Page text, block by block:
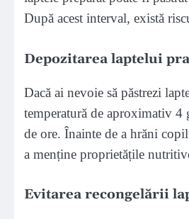
După acest interval, există
Depozitarea laptelui
Dacă ai nevoie să păstrezi
temperatură de aproximativ 4
de ore. Înainte de a hrăni
a menține proprietățile
Evitarea recongelării